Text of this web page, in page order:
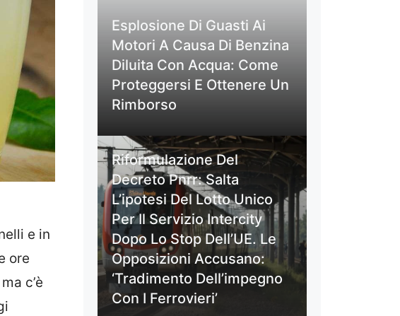
e in
ore
c’è
Esplosione Di Guasti Ai
Motori A Causa Di Benzina
Diluita Con Acqua: Come
Proteggersi E Ottenere Un
Rimborso
Riformulazione Del
Decreto Pnrr: Salta
L’ipotesi Del Lotto Unico
Per Il Servizio Intercity
Dopo Lo Stop Dell’UE. Le
Opposizioni Accusano:
‘Tradimento Dell’impegno
Con I Ferrovieri’